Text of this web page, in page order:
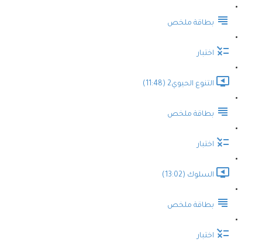
بطاقة ملخص
اختبار
التنوع الحيوي2 (11:48)
بطاقة ملخص
اختبار
السلوك (13:02)
بطاقة ملخص
اختبار